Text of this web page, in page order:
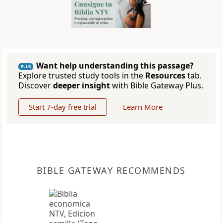
PLUS
Want help understanding this passage?
Explore trusted study tools in the Resourcestab.
Discoverdeeper insightwith Bible Gateway Plus.
Start 7-day free trial Learn More
BIBLE GATEWAY RECOMMENDS